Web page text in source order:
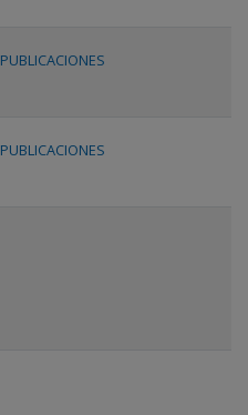
PUBLICACIONES
PUBLICACIONES